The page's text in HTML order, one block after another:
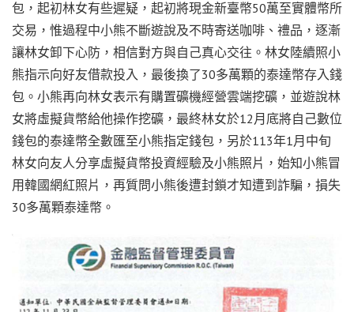
包，起初林女有些遲疑，起初將現金新臺幣50萬至實體幣所
交易，惟過程中小熊不斷遊說及不時寄送咖啡、禮品，逐漸
讓林女卸下心防，相信對方與自己真心交往。林女陸續照小
熊指示向好友借款投入，最後換了30多萬顆的泰達幣存入錢
包。小熊再向林女表示有購置礦機經營雲端挖礦，並遊說林
女將虛擬貨幣給他操作挖礦，最終林女於12月底將自己數位
錢包的泰達幣全數匯至小熊指定錢包，另於113年1月中旬
林女向友人分享虛擬貨幣投資經驗及小熊照片，始知小熊冒
用韓國網紅照片，再質問小熊後遭封鎖才知遭到詐騙，損失
30多萬顆泰達幣。